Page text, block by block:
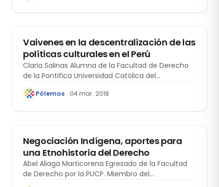
Vaivenes en la descentralización de las
políticas culturales en el Perú
Claria Salinas Alumna de la Facultad de Derecho
de la Pontifica Universidad Católica del…
Pólemos 04 mar. 2018
Negociación Indígena, aportes para
una Etnohistoria del Derecho
Abel Aliaga Marticorena Egresado de la Facultad
de Derecho por la PUCP. Miembro del…